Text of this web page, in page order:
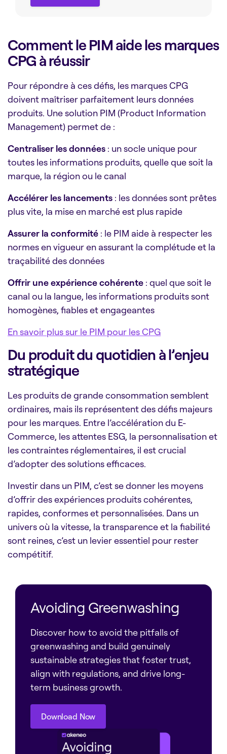
Comment le PIM aide les marques
CPG à réussir
Pour répondre à ces défis, les marques CPG
doivent maîtriser parfaitement leurs données
produits. Une solution PIM (Product Information
Management) permet de :
Centraliser les données : un socle unique pour
toutes les informations produits, quelle que soit la
marque, la région ou le canal
Accélérer les lancements : les données sont prêtes
plus vite, la mise en marché est plus rapide
Assurer la conformité : le PIM aide à respecter les
normes en vigueur en assurant la complétude et la
traçabilité des données
Offrir une expérience cohérente : quel que soit le
canal ou la langue, les informations produits sont
homogènes, fiables et engageantes
En savoir plus sur le PIM pour les CPG
Du produit du quotidien à l’enjeu
stratégique
Les produits de grande consommation semblent
ordinaires, mais ils représentent des défis majeurs
pour les marques. Entre l’accélération du E-
Commerce, les attentes ESG, la personnalisation et
les contraintes réglementaires, il est crucial
d’adopter des solutions efficaces.
Investir dans un PIM, c’est se donner les moyens
d’offrir des expériences produits cohérentes,
rapides, conformes et personnalisées. Dans un
univers où la vitesse, la transparence et la fiabilité
sont reines, c’est un levier essentiel pour rester
compétitif.
Avoiding Greenwashing
Discover how to avoid the pitfalls of
greenwashing and build genuinely
sustainable strategies that foster trust,
align with regulations, and drive long-
term business growth.
Download Now
Download Now